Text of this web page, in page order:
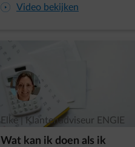
arrow-play-fwd Video bekijken
Elke | Klantenadviseur ENGIE
Wat kan ik doen als ik